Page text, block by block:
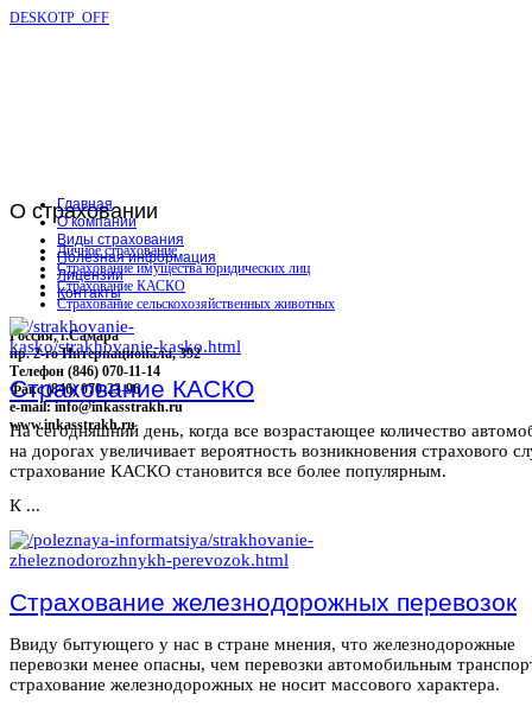
DESKOTP_OFF
О страховании
Личное страхование
Страхование имущества юридических лиц
Страхование КАСКО
Страхование сельскохозяйственных животных
Россия, г.Самара
пр. 2-го Интернационала, 392
Телефон (846) 070-11-14
Факс (846) 070-23-96
e-mail: info@inkasstrakh.ru
www.inkasstrakh.ru
Главная
О компании
Виды страхования
Полезная информация
Лицензии
Контакты
Страхование КАСКО
На сегодняшний день, когда все возрастающее количество
на дорогах увеличивает вероятность возникновения страхового
страхование КАСКО становится все более популярным.
К ...
Страхование железнодорожных перевозок
Ввиду бытующего у нас в стране мнения, что железнодорожные
перевозки менее опасны, чем перевозки автомобильным
страхование железнодорожных не носит массового характера.